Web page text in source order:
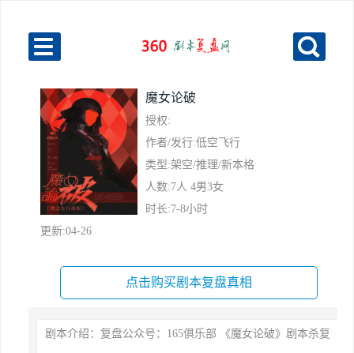
魔女论破
授权:
作者/发行:低空飞行
类型:架空/推理/新本格
人数:7人 4男3女
时长:7-8小时
更新:04-26
点击购买剧本复盘真相
剧本介绍：复盘公众号：165俱乐部 《魔女论破》剧本杀复